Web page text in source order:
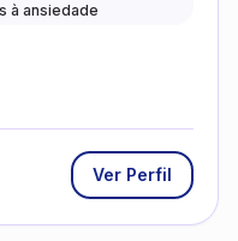
à ansiedade
Ver Perfil